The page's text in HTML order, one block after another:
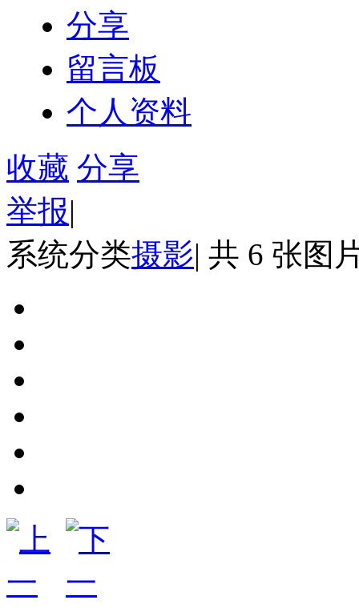
分享
留言板
个人资料
收藏 分享
举报|
系统分类摄影| 共 6 张图